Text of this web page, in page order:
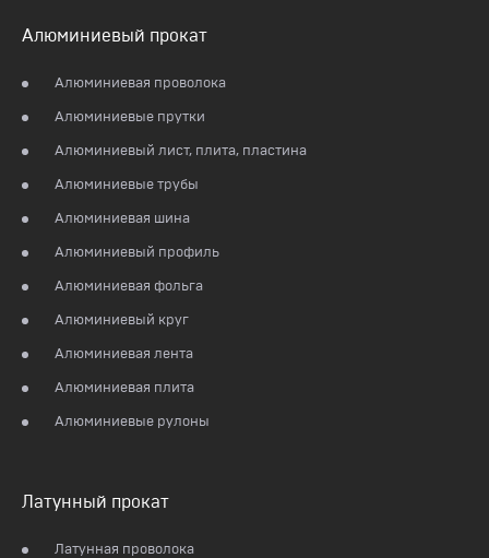
Алюминиевый прокат
Алюминиевая проволока
Алюминиевые прутки
Алюминиевый лист, плита, пластина
Алюминиевые трубы
Алюминиевая шина
Алюминиевый профиль
Алюминиевая фольга
Алюминиевый круг
Алюминиевая лента
Алюминиевая плита
Алюминиевые рулоны
Латунный прокат
Латунная проволока